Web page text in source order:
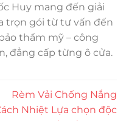
Huy mang đến giải
trọn gói từ tư vấn đến
thẩm mỹ – công
đẳng cấp từng ô cửa.
Rèm Vải Chống Nắng
Nhiệt Lựa chọn độc